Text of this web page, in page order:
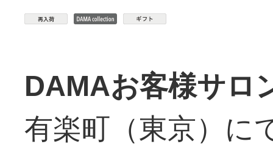
DAMAお客様サロ
有楽町（東京）に